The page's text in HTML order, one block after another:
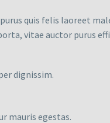
quis felis laoreet
vitae auctor purus
dignissim.
mauris egestas.